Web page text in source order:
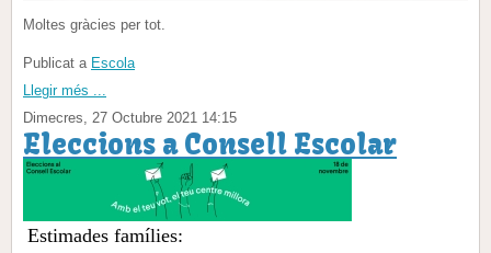
Moltes gràcies per tot.
Publicat a Escola
Llegir més ...
Dimecres, 27 Octubre 2021 14:15
Eleccions a Consell Escolar
Estimades famílies: